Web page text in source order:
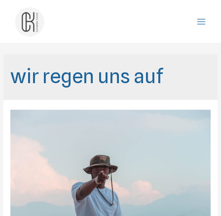
springen
wir regen uns auf